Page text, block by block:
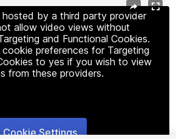
by a third party provider
allow video views without
and Functional Cookies.
preferences for Targeting
to yes if you wish to view
from these providers.
Cookie Settings